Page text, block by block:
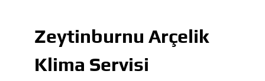
Zeytinburnu Arçelik
Klima Servisi